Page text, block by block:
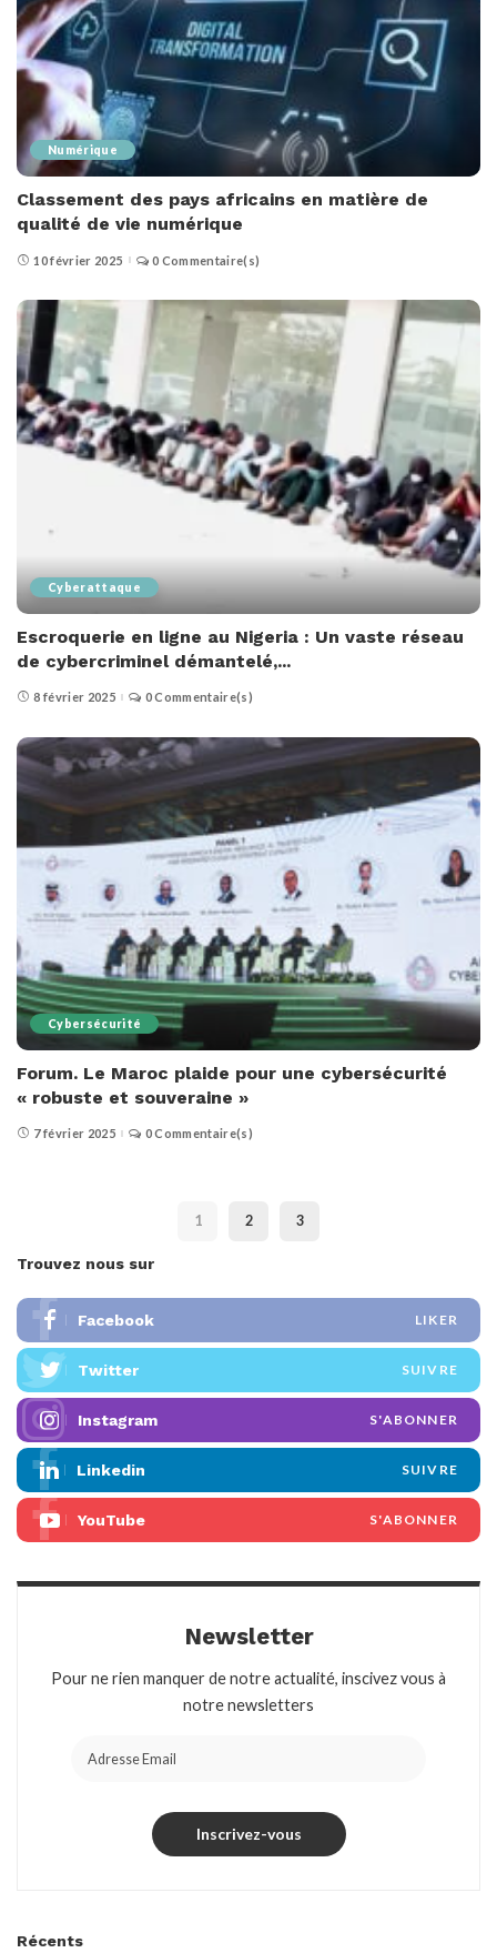
Numérique
Classement des pays africains en matière de
qualité de vie numérique
10 février 2025 0 Commentaire(s)
Cyberattaque
Escroquerie en ligne au Nigeria : Un vaste réseau
de cybercriminel démantelé,...
8 février 2025 0 Commentaire(s)
Cybersécurité
Forum. Le Maroc plaide pour une cybersécurité
« robuste et souveraine »
7 février 2025 0 Commentaire(s)
1 2 3
Trouvez nous sur
Facebook LIKER
Twitter SUIVRE
Instagram S'ABONNER
Linkedin SUIVRE
YouTube S'ABONNER
Newsletter
Pour ne rien manquer de notre actualité, inscivez vous à
notre newsletters
Récents